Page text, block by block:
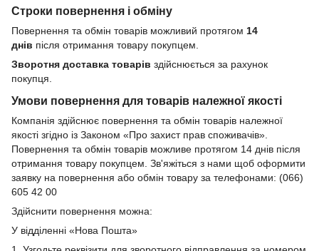
Строки повернення і обміну
Повернення та обмін товарів можливий протягом 14
днів після отримання товару покупцем.
Зворотня доставка товарів здійснюється за рахунок
покупця.
Умови повернення для товарів належної якості
Компанія здійснює повернення та обмін товарів належної
якості згідно із Законом «Про захист прав споживачів».
Повернення та обмін товарів можливе протягом 14 днів після
отримання товару покупцем. Зв'яжіться з нами щоб оформити
заявку на повернення або обмін товару за телефонами: (066)
605 42 00
Здійснити повернення можна:
У відділенні «Нова Пошта»